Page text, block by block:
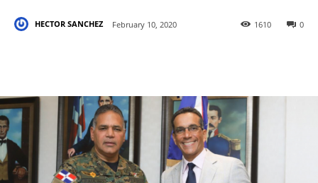
HECTOR SANCHEZ February 10, 2020 0
1610